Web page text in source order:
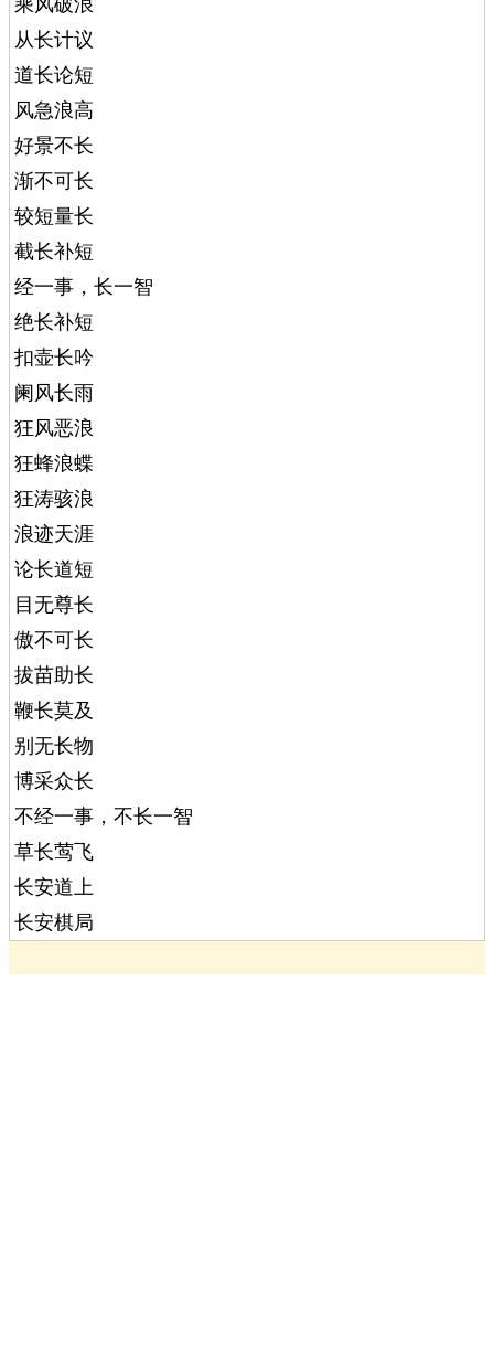
乘风破浪
从长计议
道长论短
风急浪高
好景不长
渐不可长
较短量长
截长补短
经一事，长一智
绝长补短
扣壶长吟
阑风长雨
狂风恶浪
狂蜂浪蝶
狂涛骇浪
浪迹天涯
论长道短
目无尊长
傲不可长
拔苗助长
鞭长莫及
别无长物
博采众长
不经一事，不长一智
草长莺飞
长安道上
长安棋局